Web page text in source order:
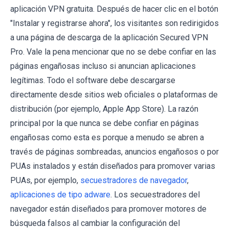
aplicación VPN gratuita. Después de hacer clic en el botón
"Instalar y registrarse ahora", los visitantes son redirigidos
a una página de descarga de la aplicación Secured VPN
Pro. Vale la pena mencionar que no se debe confiar en las
páginas engañosas incluso si anuncian aplicaciones
legítimas. Todo el software debe descargarse
directamente desde sitios web oficiales o plataformas de
distribución (por ejemplo, Apple App Store). La razón
principal por la que nunca se debe confiar en páginas
engañosas como esta es porque a menudo se abren a
través de páginas sombreadas, anuncios engañosos o por
PUAs instalados y están diseñados para promover varias
PUAs, por ejemplo, secuestradores de navegador,
aplicaciones de tipo adware. Los secuestradores del
navegador están diseñados para promover motores de
búsqueda falsos al cambiar la configuración del